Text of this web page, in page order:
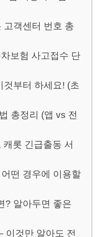
고객센터 번호 총
보험 사고접수 단
것부터 하세요! (초
총정리 (앱 vs 전
롯 긴급출동 서
떤 경우에 이용할
? 알아두면 좋은
이것만 알아도 전